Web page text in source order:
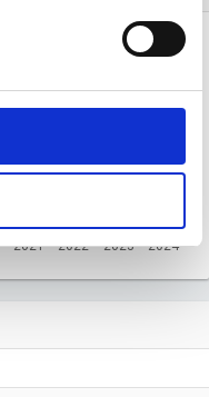
2021 2022 2023 2024